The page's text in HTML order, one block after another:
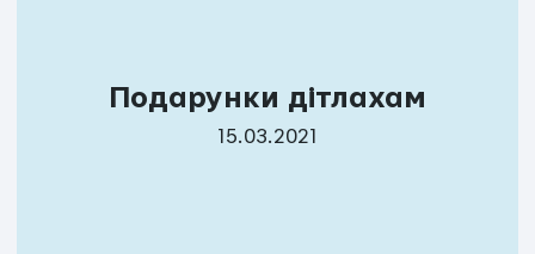
Подарунки дітлахам
15.03.2021